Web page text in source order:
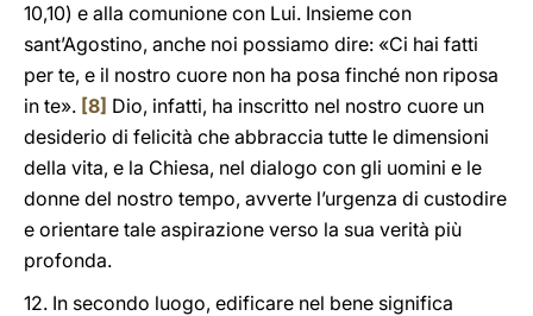
10,10) e alla comunione con Lui. Insieme con
sant’Agostino, anche noi possiamo dire: «Ci hai fatti
per te, e il nostro cuore non ha posa finché non riposa
in te». [8] Dio, infatti, ha inscritto nel nostro cuore un
desiderio di felicità che abbraccia tutte le dimensioni
della vita, e la Chiesa, nel dialogo con gli uomini e le
donne del nostro tempo, avverte l’urgenza di custodire
e orientare tale aspirazione verso la sua verità più
profonda.
12. In secondo luogo, edificare nel bene significa